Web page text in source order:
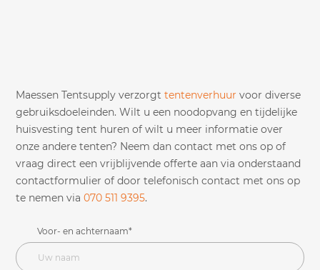
Maessen Tentsupply verzorgttentenverhuur voor diverse
gebruiksdoeleinden. Wilt u een noodopvang en tijdelijke
huisvesting tent huren of wilt u meer informatie over
onze andere tenten? Neem dan contact met ons op of
vraag direct een vrijblijvende offerte aan via onderstaand
contactformulier of door telefonisch contact met ons op
te nemen via070 511 9395.
Voor- en achternaam*